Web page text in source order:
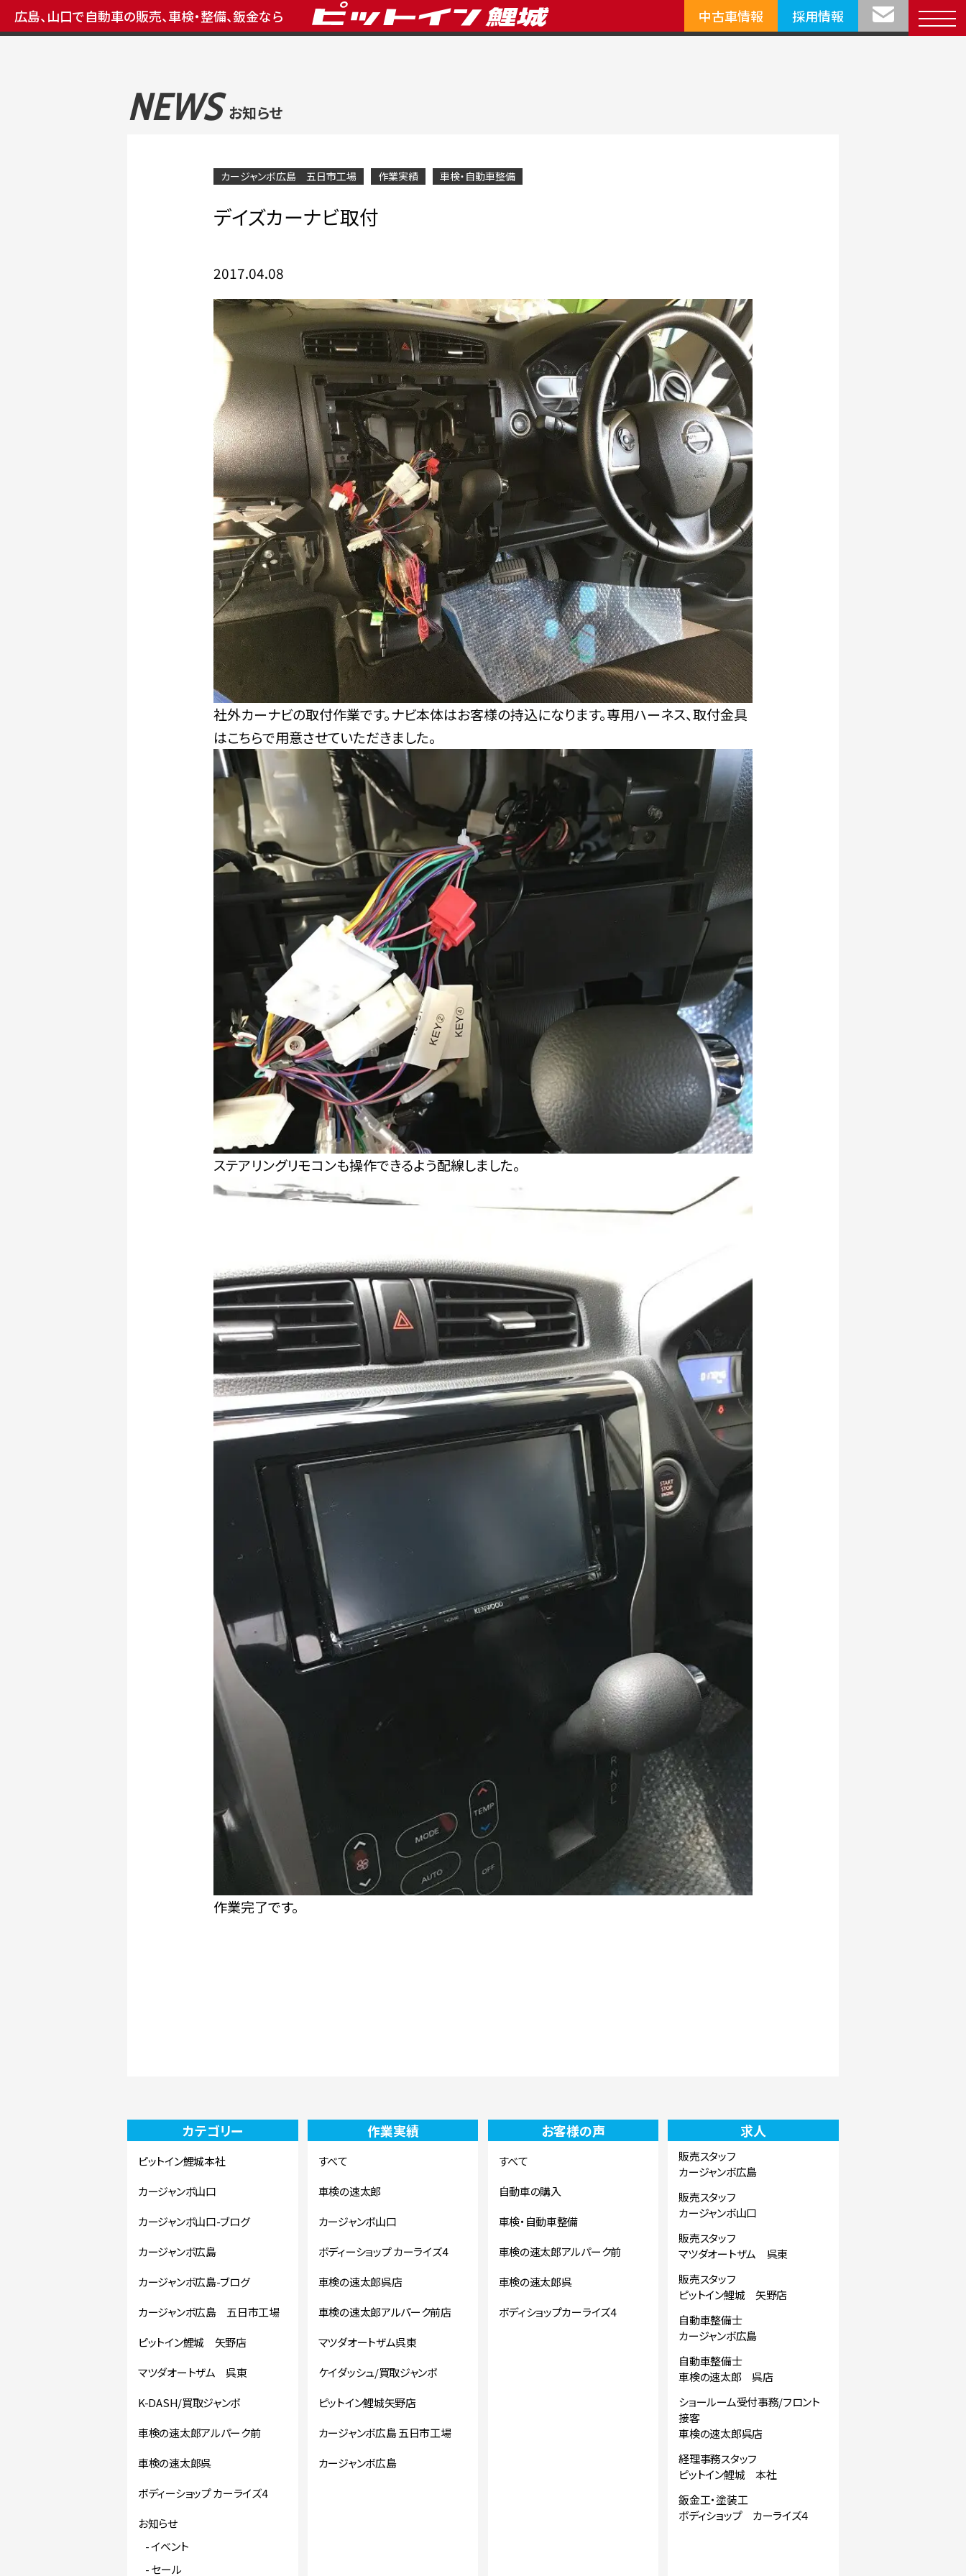
広島、山口で自動車の販売、車検・整備、鈑金なら 中古車情報 採用情報
NEWS お知らせ
カージャンボ広島 五日市工場 作業実績 車検・自動車整備
デイズカーナビ取付
2017.04.08
社外カーナビの取付作業です。ナビ本体はお客様の持込になります。専用ハーネス、取付金具
はこちらで用意させていただきました。
ステアリングリモコンも操作できるよう配線しました。
作業完了です。
カテゴリー
ピットイン鯉城本社
カージャンボ山口
カージャンボ山口-ブログ
カージャンボ広島
カージャンボ広島-ブログ
カージャンボ広島 五日市工場
ピットイン鯉城 矢野店
マツダオートザム 呉東
K-DASH/買取ジャンボ
車検の速太郎アルパーク前
車検の速太郎呉
ボディーショップ カーライズ4
お知らせ
イベント
セール
作業実績
すべて
車検の速太郎
カージャンボ山口
ボディーショップ カーライズ4
車検の速太郎呉店
車検の速太郎アルパーク前店
マツダオートザム呉東
ケイダッシュ/買取ジャンボ
ピットイン鯉城矢野店
カージャンボ広島 五日市工場
カージャンボ広島
お客様の声
すべて
自動車の購入
車検・自動車整備
車検の速太郎アルパーク前
車検の速太郎呉
ボディショップカーライズ4
求人
販売スタッフ
カージャンボ広島
販売スタッフ
カージャンボ山口
販売スタッフ
マツダオートザム 呉東
販売スタッフ
ピットイン鯉城 矢野店
自動車整備士
カージャンボ広島
自動車整備士
車検の速太郎 呉店
ショールーム受付事務/フロント
接客
車検の速太郎呉店
経理事務スタッフ
ピットイン鯉城 本社
鈑金工・塗装工
ボディショップ カーライズ４